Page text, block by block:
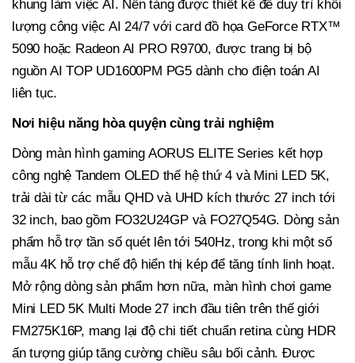
khung làm việc AI. Nền tảng được thiết kế để duy trì khối
lượng công việc AI 24/7 với card đồ họa GeForce RTX™
5090 hoặc Radeon AI PRO R9700, được trang bị bộ
nguồn AI TOP UD1600PM PG5 dành cho điện toán AI
liên tục.
Nơi hiệu năng hòa quyện cùng trải nghiệm
Dòng màn hình gaming AORUS ELITE Series kết hợp
công nghệ Tandem OLED thế hệ thứ 4 và Mini LED 5K,
trải dài từ các mẫu QHD và UHD kích thước 27 inch tới
32 inch, bao gồm FO32U24GP và FO27Q54G. Dòng sản
phẩm hỗ trợ tần số quét lên tới 540Hz, trong khi một số
mẫu 4K hỗ trợ chế độ hiển thị kép để tăng tính linh hoạt.
Mở rộng dòng sản phẩm hơn nữa, màn hình chơi game
Mini LED 5K Multi Mode 27 inch đầu tiên trên thế giới
FM275K16P, mang lại độ chi tiết chuẩn retina cùng HDR
ấn tượng giúp tăng cường chiều sâu bối cảnh. Được